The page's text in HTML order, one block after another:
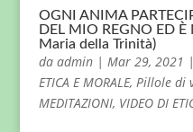
OGNI ANIMA
DEL MIO REGNO ED È
Maria della Trinità)
da admin| Mar 29, 2021 |
ETICA E MORALE, Pillole di
MEDITAZIONI, VIDEO DI